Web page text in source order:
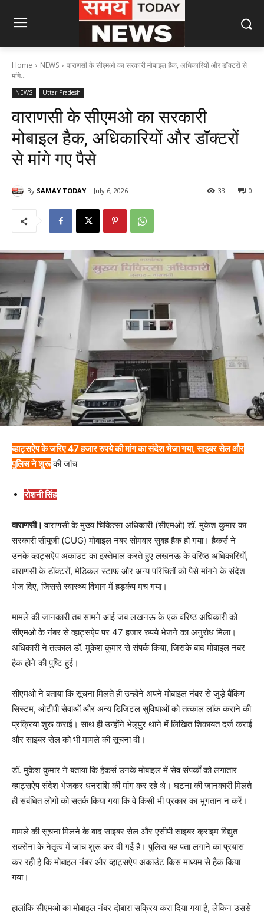
Home NEWS
वाराणसी के सीएमओ का सरकारी मोबाइल हैक, अधिकारियों और डॉक्टरों से
मांगे...
NEWS Uttar Pradesh
वाराणसी के सीएमओ का सरकारी
मोबाइल हैक, अधिकारियों और डॉक्टरों
से मांगे गए पैसे
By SAMAY TODAY July 6, 2026 0
33
व्हाट्सऐप के जरिए 47 हजार रुपये की मांग का संदेश भेजा गया, साइबर सेल और
पुलिस ने शुरूकी जांच
रोशनी सिंह
वाराणसी।वाराणसी के मुख्य चिकित्सा अधिकारी (सीएमओ) डॉ. मुकेश कुमार का
सरकारी सीयूजी (CUG) मोबाइल नंबर सोमवार सुबह हैक हो गया। हैकर्स ने
उनके व्हाट्सऐप अकाउंट का इस्तेमाल करते हुए लखनऊ के वरिष्ठ अधिकारियों,
वाराणसी के डॉक्टरों, मेडिकल स्टाफ और अन्य परिचितों को पैसे मांगने के संदेश
भेज दिए, जिससे स्वास्थ्य विभाग में हड़कंप मच गया।
मामले की जानकारी तब सामने आई जब लखनऊ के एक वरिष्ठ अधिकारी को
सीएमओ के नंबर से व्हाट्सऐप पर 47 हजार रुपये भेजने का अनुरोध मिला।
अधिकारी ने तत्काल डॉ. मुकेश कुमार से संपर्क किया, जिसके बाद मोबाइल नंबर
हैक होने की पुष्टि हुई।
सीएमओ ने बताया कि सूचना मिलते ही उन्होंने अपने मोबाइल नंबर से जुड़े बैंकिंग
सिस्टम, ओटीपी सेवाओं और अन्य डिजिटल सुविधाओं को तत्काल लॉक कराने की
प्रक्रिया शुरू कराई। साथ ही उन्होंने भेलूपुर थाने में लिखित शिकायत दर्ज कराई
और साइबर सेल को भी मामले की सूचना दी।
डॉ. मुकेश कुमार ने बताया कि हैकर्स उनके मोबाइल में सेव संपर्कों को लगातार
व्हाट्सऐप संदेश भेजकर धनराशि की मांग कर रहे थे। घटना की जानकारी मिलते
ही संबंधित लोगों को सतर्क किया गया कि वे किसी भी प्रकार का भुगतान न करें।
मामले की सूचना मिलने के बाद साइबर सेल और एसीपी साइबर क्राइम विद्युत
सक्सेना के नेतृत्व में जांच शुरू कर दी गई है। पुलिस यह पता लगाने का प्रयास
कर रही है कि मोबाइल नंबर और व्हाट्सऐप अकाउंट किस माध्यम से हैक किया
गया।
हालांकि सीएमओ का मोबाइल नंबर दोबारा सक्रिय करा दिया गया है, लेकिन उससे